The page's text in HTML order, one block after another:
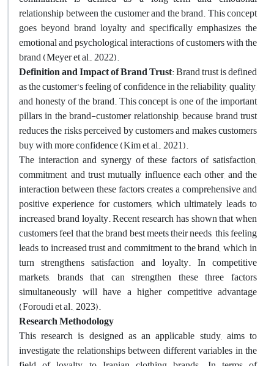
relationship between the customer and the brand. This concept
goes beyond brand loyalty and specifically emphasizes the
emotional and psychological interactions of customers with the
brand (Meyer et al., 2022).
Definition and Impact of Brand Trust: Brand trust is defined
as the customer's feeling of confidence in the reliability, quality,
and honesty of the brand. This concept is one of the important
pillars in the brand-customer relationship, because brand trust
reduces the risks perceived by customers and makes customers
buy with more confidence (Kim et al., 2021).
The interaction and synergy of these factors of satisfaction,
commitment, and trust mutually influence each other, and the
interaction between these factors creates a comprehensive and
positive experience for customers, which ultimately leads to
increased brand loyalty. Recent research has shown that when
customers feel that the brand best meets their needs, this feeling
leads to increased trust and commitment to the brand, which in
turn strengthens satisfaction and loyalty. In competitive
markets, brands that can strengthen these three factors
simultaneously will have a higher competitive advantage
(Foroudi et al., 2023).
Research Methodology
This research is designed as an applicable study, aims to
investigate the relationships between different variables in the